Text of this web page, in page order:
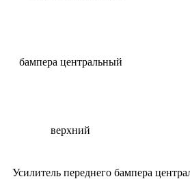
Усилитель переднего бампера